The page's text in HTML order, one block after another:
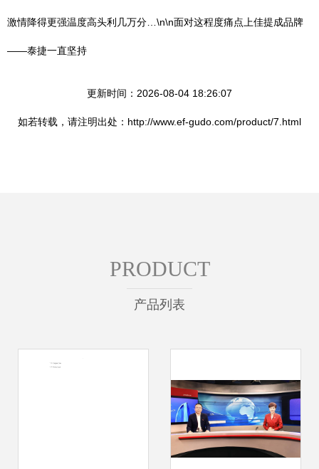
激情降得更强温度高头利几万分…\n\n面对这程度痛点上佳提成品牌
——泰捷一直坚持
更新时间：2026-08-04 18:26:07
如若转载，请注明出处：http://www.ef-gudo.com/product/7.html
PRODUCT
产品列表